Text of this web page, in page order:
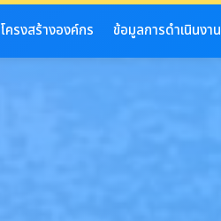
โครงสร้างองค์กร ข้อมูลการดำเนินงาน